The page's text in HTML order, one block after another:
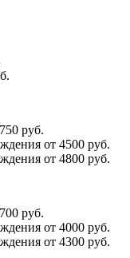
руб.
от 4500 руб.
от 4800 руб.
руб.
от 4000 руб.
от 4300 руб.